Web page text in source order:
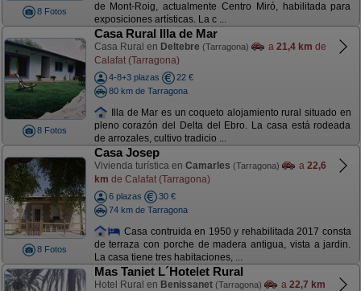
8 Fotos
de Mont-Roig, actualmente Centro Miró, habilitada para
exposiciones artísticas. La c ...
8 Fotos
Casa Rural Illa de Mar
Casa Rural en Deltebre (Tarragona) a 21,4 km de
Calafat (Tarragona)
4-8+3 plazas
22 €
80 km de Tarragona
Illa de Mar es un coqueto alojamiento rural situado en
pleno corazón del Delta del Ebro. La casa está rodeada
de arrozales, cultivo tradicio ...
8 Fotos
Casa Josep
Vivienda turística en Camarles (Tarragona) a 22,6
km de Calafat (Tarragona)
6 plazas
30 €
74 km de Tarragona
Casa contruida en 1950 y rehabilitada 2017 consta
de terraza con porche de madera antigua, vista a jardin.
La casa tiene tres habitaciones, ...
Mas Taniet L´Hotelet Rural
Hotel Rural en Benissanet (Tarragona) a 22,7 km